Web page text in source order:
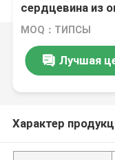
сердцевина из
распределения
MOQ：ТИПСЫ
Лучшая
Характер